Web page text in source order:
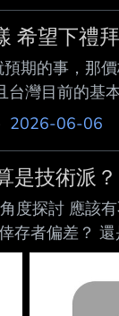
反而比較像
是在喊爽的
希望下禮
期的事，那
灣目前的基
這個消息突
壯膽&抱團取
興奮阿
2026-06-06
是技術派？
度探討 應該
存者偏差？
了結了嗎？